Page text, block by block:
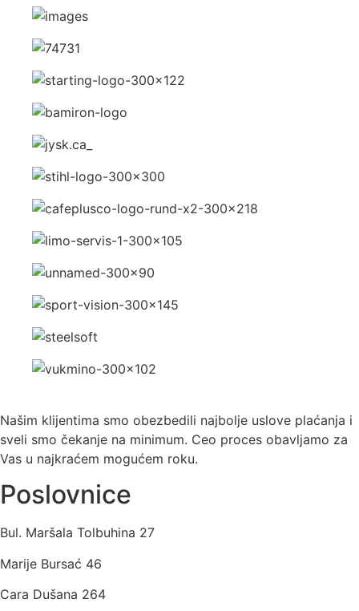
Našim klijentima smo obezbedili najbolje uslove plaćanja i
sveli smo čekanje na minimum. Ceo proces obavljamo za
Vas u najkraćem mogućem roku.
Poslovnice
Bul. Maršala Tolbuhina 27
Marije Bursać 46
Cara Dušana 264